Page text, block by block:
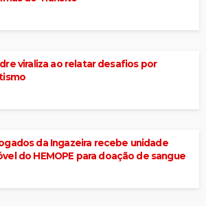
viraliza ao relatar desafios por
da Ingazeira recebe unidade
do HEMOPE para doação de sangue